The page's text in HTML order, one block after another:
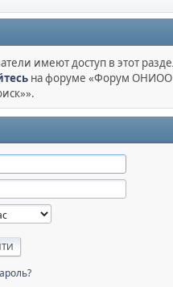
имеют доступ в этот
на форуме «Форум ОНИОО